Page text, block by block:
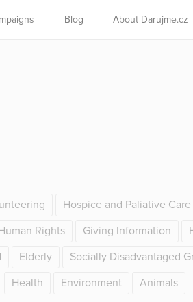
Blog About Darujme.cz
Hospice and Paliative Care
Rights Giving Information
Elderly Socially Disadvantaged
Health
Environment Animals